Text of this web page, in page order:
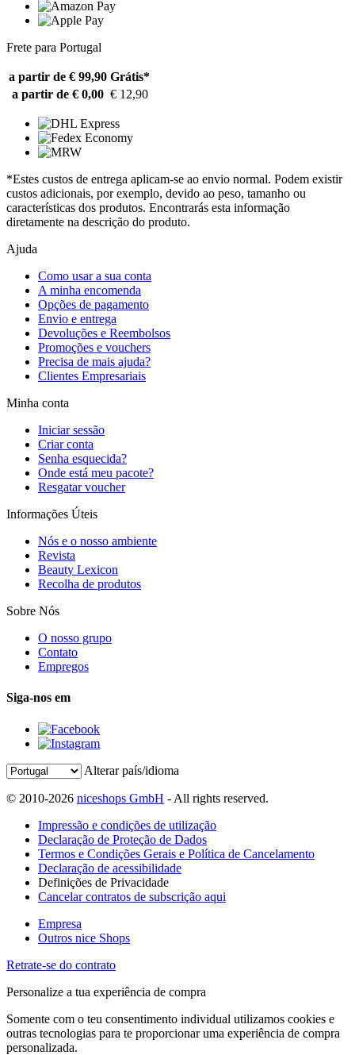
Frete para Portugal
a partir de € 99,90 Grátis*
a partir de € 0,00 € 12,90
*Estes custos de entrega aplicam-se ao envio normal. Podem existir
custos adicionais, por exemplo, devido ao peso, tamanho ou
características dos produtos. Encontrarás esta informação
diretamente na descrição do produto.
Ajuda
Como usar a sua conta
A minha encomenda
Opções de pagamento
Envio e entrega
Devoluções e Reembolsos
Promoções e vouchers
Precisa de mais ajuda?
Clientes Empresariais
Minha conta
Iniciar sessão
Criar conta
Senha esquecida?
Onde está meu pacote?
Resgatar voucher
Informações Úteis
Nós e o nosso ambiente
Revista
Beauty Lexicon
Recolha de produtos
Sobre Nós
O nosso grupo
Contato
Empregos
Siga-nos em
Alterar país/idioma
© 2010-2026 niceshops GmbH - All rights reserved.
Impressão e condições de utilização
Declaração de Proteção de Dados
Termos e Condições Gerais e Política de Cancelamento
Declaração de acessibilidade
Definições de Privacidade
Cancelar contratos de subscrição aqui
Empresa
Outros nice Shops
Retrate-se do contrato
Personalize a tua experiência de compra
Somente com o teu consentimento individual utilizamos cookies e
outras tecnologias para te proporcionar uma experiência de compra
personalizada.